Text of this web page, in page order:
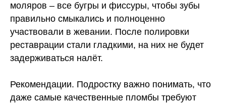
моляров – все бугры и фиссуры, чтобы зубы
правильно смыкались и полноценно
участвовали в жевании. После полировки
реставрации стали гладкими, на них не будет
задерживаться налёт.
Рекомендации. Подростку важно понимать, что
даже самые качественные пломбы требуют